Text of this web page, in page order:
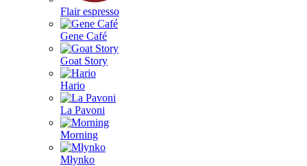
Flair espresso
Gene Café
Goat Story
Hario
La Pavoni
Morning
Młynko